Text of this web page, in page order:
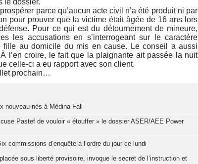
le dossier.
parce qu’aucun acte civil n’a été produit ni par
pour prouver que la victime était âgée de 16 ans lors
Pour ce qui est du détournement de mineure,
les accusations en s’interrogeant sur le caractère
au domicile du mis en cause. Le conseil a aussi
l’en croire, le fait que la plaignante ait passée la nuit
celle-ci a eu rapport avec son client.
prochain…
nouveau-nés à Médina Fall
Pastef de vouloir « étouffer » le dossier ASER/AEE Power
commissions d’enquête à l’ordre du jour ce lundi
sous liberté provisoire, invoque le secret de l’instruction et